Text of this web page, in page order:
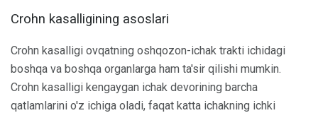
Crohn kasalligining asoslari
Crohn kasalligi ovqatning oshqozon-ichak trakti ichidagi
boshqa va boshqa organlarga ham ta'sir qilishi mumkin.
Crohn kasalligi kengaygan ichak devorining barcha
qatlamlarini o'z ichiga oladi, faqat katta ichakning ichki